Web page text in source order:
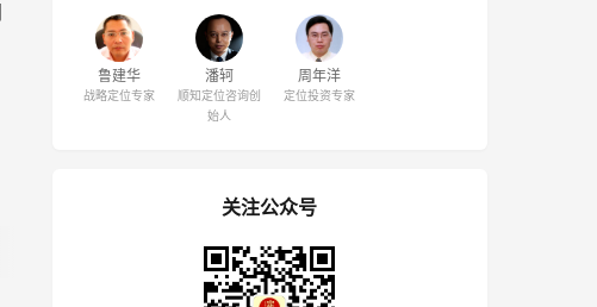
鲁建华
战略定位专家
潘轲
顺知定位咨询创
始人
周年洋
定位投资专家
关注公众号